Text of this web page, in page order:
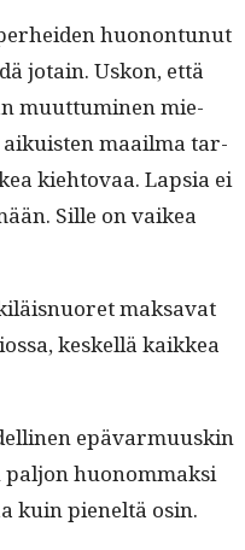
huonon­tunut
jotain. Uskon, että
muut­tumi­nen mie­
maail­ma tar­
kiehto­vaa. Lap­sia ei
Sille on vaikea
mak­sa­vat
keskel­lä kaikkea
epä­var­muuskin
paljon huonom­mak­si
kuin pieneltä osin.